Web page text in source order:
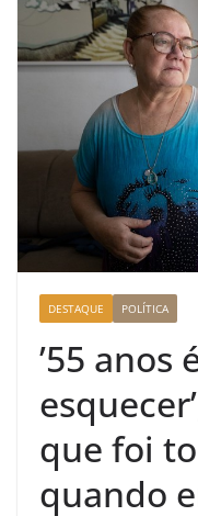
DESTAQUE POLÍTICA
’55 anos
que foi
quando